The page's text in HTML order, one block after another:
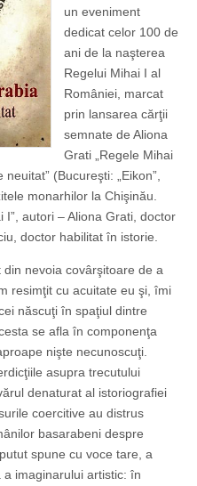
un eveniment
dedicat celor 100 de
ani de la naşterea
Regelui Mihai I al
României, marcat
prin lansarea cărţii
semnate de Aliona
Grati „Regele Mihai
(Bucureşti: „Eikon”,
monarhilor la Chişinău.
autori – Aliona Grati, doctor
doctor habilitat în istorie.
din nevoia covârşitoare de a
resimţit cu acuitate eu şi, îmi
născuţi în spaţiul dintre
se afla în componenţa
nişte necunoscuţi.
asupra trecutului
denaturat al istoriografiei
coercitive au distrus
basarabeni despre
spune cu voce tare, a
imaginarului artistic: în